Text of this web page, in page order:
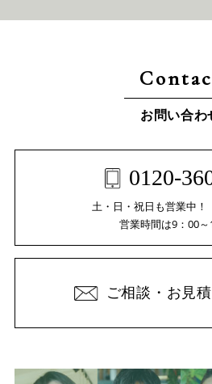
お問い合わ
0120-
土・日・祝日も営業中！
営業時間は9：00～
ご相談・お見